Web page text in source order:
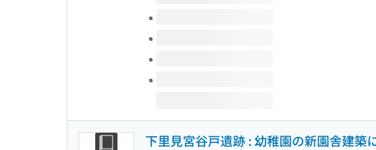
下里見宮谷戸遺跡 : 幼稚園の新園舎建築